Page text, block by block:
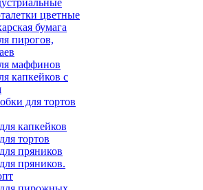
цветные
бумага
пирогов,
маффинов
капкейков с
для тортов
капкейков
тортов
пряников
пряников.